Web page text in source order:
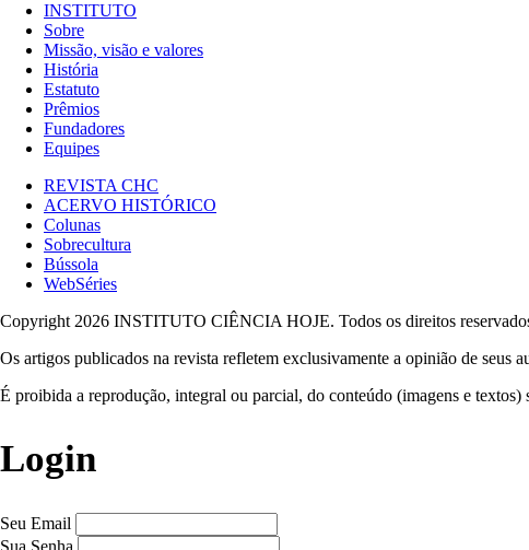
INSTITUTO
Sobre
Missão, visão e valores
História
Estatuto
Prêmios
Fundadores
Equipes
REVISTA CHC
ACERVO HISTÓRICO
Colunas
Sobrecultura
Bússola
WebSéries
Copyright 2026 INSTITUTO CIÊNCIA HOJE. Todos os direitos
Os artigos publicados na revista refletem exclusivamente a opinião de seus
É proibida a reprodução, integral ou parcial, do conteúdo (imagens e textos)
Login
Seu Email